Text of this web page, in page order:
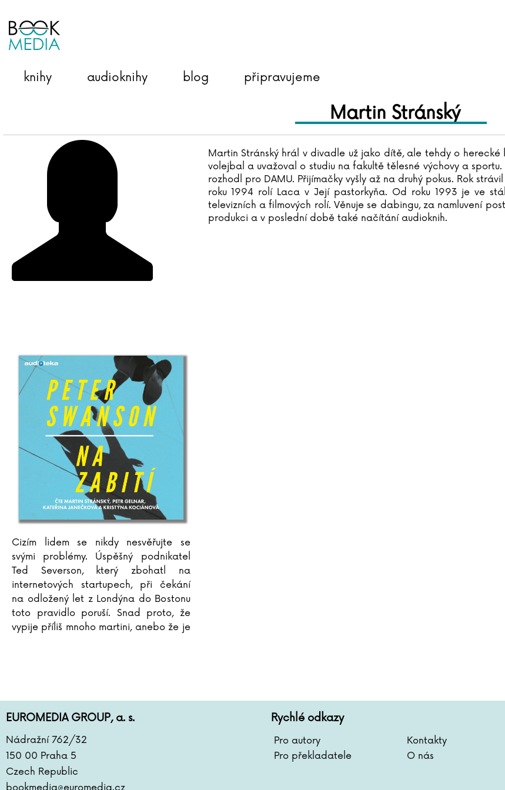
knihy audioknihy blog připravujeme
Martin Stránský
Martin Stránský hrál v divadle už jako dítě, ale tehdy o
volejbal a uvažoval o studiu na fakultě tělesné výchovy a
rozhodl pro DAMU. Přijímačky vyšly až na druhý pokus. Rok
roku 1994 rolí Laca v Její pastorkyňa. Od roku 1993 je ve
televizních a filmových rolí. Věnuje se dabingu, za namluvení
produkci a v poslední době také načítání audioknih.
Cizím lidem se nikdy nesvěřujte se
svými problémy. Úspěšný podnikatel
Ted Severson, který zbohatl na
internetových startupech, při čekání
na odložený let z Londýna do Bostonu
toto pravidlo poruší. Snad proto, že
vypije příliš mnoho martini, anebo že je
EUROMEDIA GROUP, a. s.
Nádražní 762/32
150 00 Praha 5
Czech Republic
bookmedia@euromedia.cz
Rychlé odkazy
Pro autory
Kontakty
Pro překladatele
O nás